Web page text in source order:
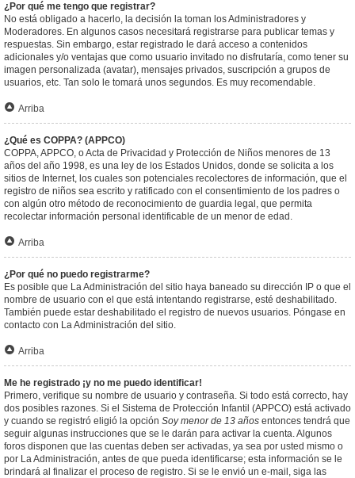
¿Por qué me tengo que registrar?
No está obligado a hacerlo, la decisión la toman los Administradores y
Moderadores. En algunos casos necesitará registrarse para publicar temas y
respuestas. Sin embargo, estar registrado le dará acceso a contenidos
adicionales y/o ventajas que como usuario invitado no disfrutaría, como tener su
imagen personalizada (avatar), mensajes privados, suscripción a grupos de
usuarios, etc. Tan solo le tomará unos segundos. Es muy recomendable.
Arriba
¿Qué es COPPA? (APPCO)
COPPA, APPCO, o Acta de Privacidad y Protección de Niños menores de 13
años del año 1998, es una ley de los Estados Unidos, donde se solicita a los
sitios de Internet, los cuales son potenciales recolectores de información, que el
registro de niños sea escrito y ratificado con el consentimiento de los padres o
con algún otro método de reconocimiento de guardia legal, que permita
recolectar información personal identificable de un menor de edad.
Arriba
¿Por qué no puedo registrarme?
Es posible que La Administración del sitio haya baneado su dirección IP o que el
nombre de usuario con el que está intentando registrarse, esté deshabilitado.
También puede estar deshabilitado el registro de nuevos usuarios. Póngase en
contacto con La Administración del sitio.
Arriba
Me he registrado ¡y no me puedo identificar!
Primero, verifique su nombre de usuario y contraseña. Si todo está correcto, hay
dos posibles razones. Si el Sistema de Protección Infantil (APPCO) está activado
y cuando se registró eligió la opción Soy menor de 13 años entonces tendrá que
seguir algunas instrucciones que se le darán para activar la cuenta. Algunos
foros disponen que las cuentas deben ser activadas, ya sea por usted mismo o
por La Administración, antes de que pueda identificarse; esta información se le
brindará al finalizar el proceso de registro. Si se le envió un e-mail, siga las